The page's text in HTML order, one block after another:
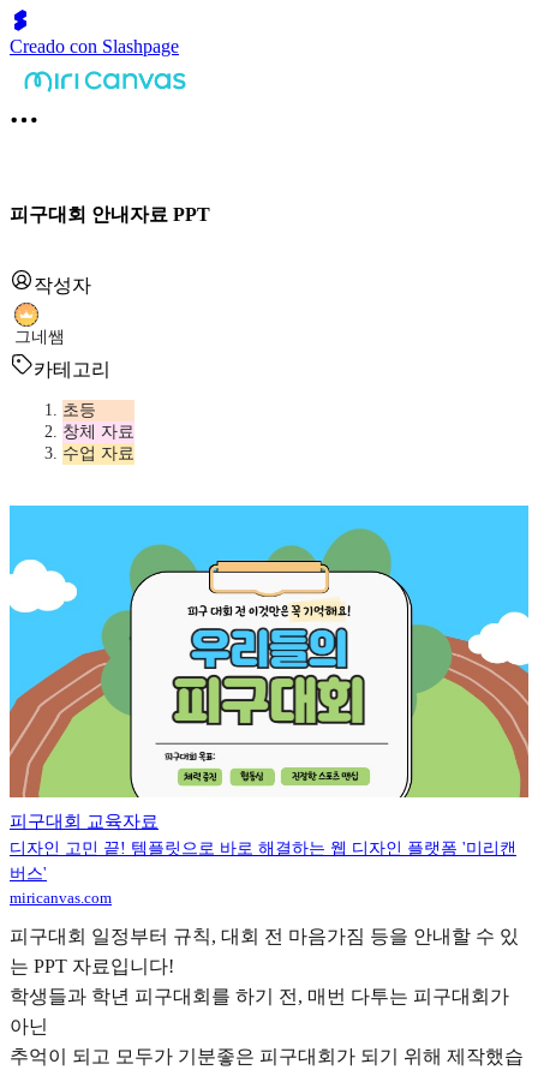
Creado con Slashpage
피구대회 안내자료 PPT
작성자
그네쌤
카테고리
초등
창체 자료
수업 자료
피구대회 교육자료
디자인 고민 끝! 템플릿으로 바로 해결하는 웹 디자인 플랫폼 '미리캔
버스'
miricanvas.com
피구대회 일정부터 규칙, 대회 전 마음가짐 등을 안내할 수 있
는 PPT 자료입니다!
학생들과 학년 피구대회를 하기 전, 매번 다투는 피구대회가
아닌
추억이 되고 모두가 기분좋은 피구대회가 되기 위해 제작했습